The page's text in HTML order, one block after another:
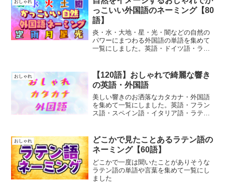
おしゃれ
っこいい外国語のネーミング【80
語】
炎・水・大地・星・光・闇などの自然の
パワーにまつわる外国語の単語を集めて
一覧にしました。英語・ドイツ語・ラテ
おしゃれ
【120語】おしゃれで綺麗な響き
の英語・外国語
美しい響きのお洒落なカタカナ・外国語
を集めて一覧にしました。英語・フラン
ス語・スペイン語・イタリア語・ラテン
おしゃれ
どこかで見たことあるラテン語の
ネーミング【60語】
どこかで一度は聞いたことがありそうな
ラテン語の単語や言葉を集めて一覧にし
ました